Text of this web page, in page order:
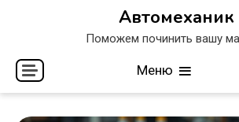
Автомеханик
Поможем починить вашу
Меню